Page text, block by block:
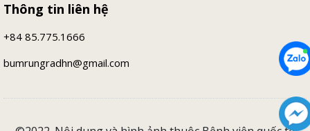
Thông tin liên hệ
+84 85.775.1666
bumrungradhn@gmail.com